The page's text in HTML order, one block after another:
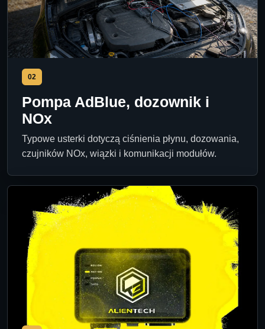
02
Pompa AdBlue, dozownik i
NOx
Typowe usterki dotyczą ciśnienia płynu, dozowania,
czujników NOx, wiązki i komunikacji modułów.